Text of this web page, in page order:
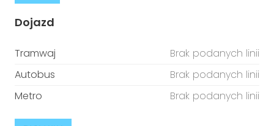
Dojazd
Tramwaj
Brak podanych linii
Autobus
Brak podanych linii
Metro
Brak podanych linii